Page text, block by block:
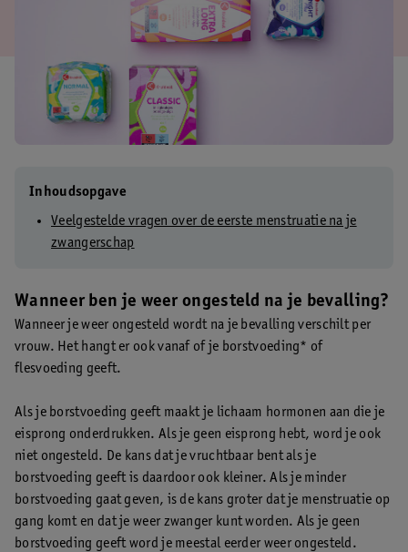
Inhoudsopgave
Veelgestelde vragen over de eerste menstruatie na je
zwangerschap
Wanneer ben je weer ongesteld na je bevalling?
Wanneer je weer ongesteld wordt na je bevalling verschilt per
vrouw. Het hangt er ook vanaf of je borstvoeding* of
flesvoeding geeft.
Als je borstvoeding geeft maakt je lichaam hormonen aan die je
eisprong onderdrukken. Als je geen eisprong hebt, word je ook
niet ongesteld. De kans dat je vruchtbaar bent als je
borstvoeding geeft is daardoor ook kleiner. Als je minder
borstvoeding gaat geven, is de kans groter dat je menstruatie op
gang komt en dat je weer zwanger kunt worden. Als je geen
borstvoeding geeft word je meestal eerder weer ongesteld.